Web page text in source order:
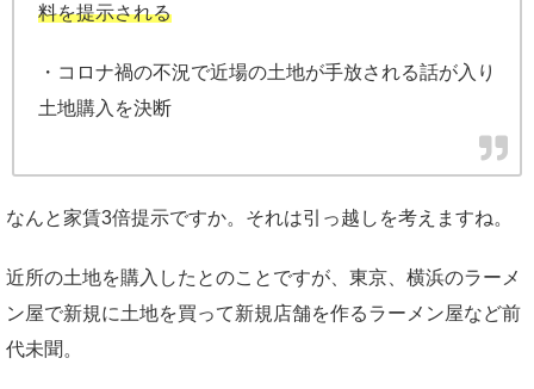
料を提示される
・コロナ禍の不況で近場の土地が手放される話が入り
土地購入を決断
なんと家賃3倍提示ですか。それは引っ越しを考えますね。
近所の土地を購入したとのことですが、東京、横浜のラーメ
ン屋で新規に土地を買って新規店舗を作るラーメン屋など前
代未聞。